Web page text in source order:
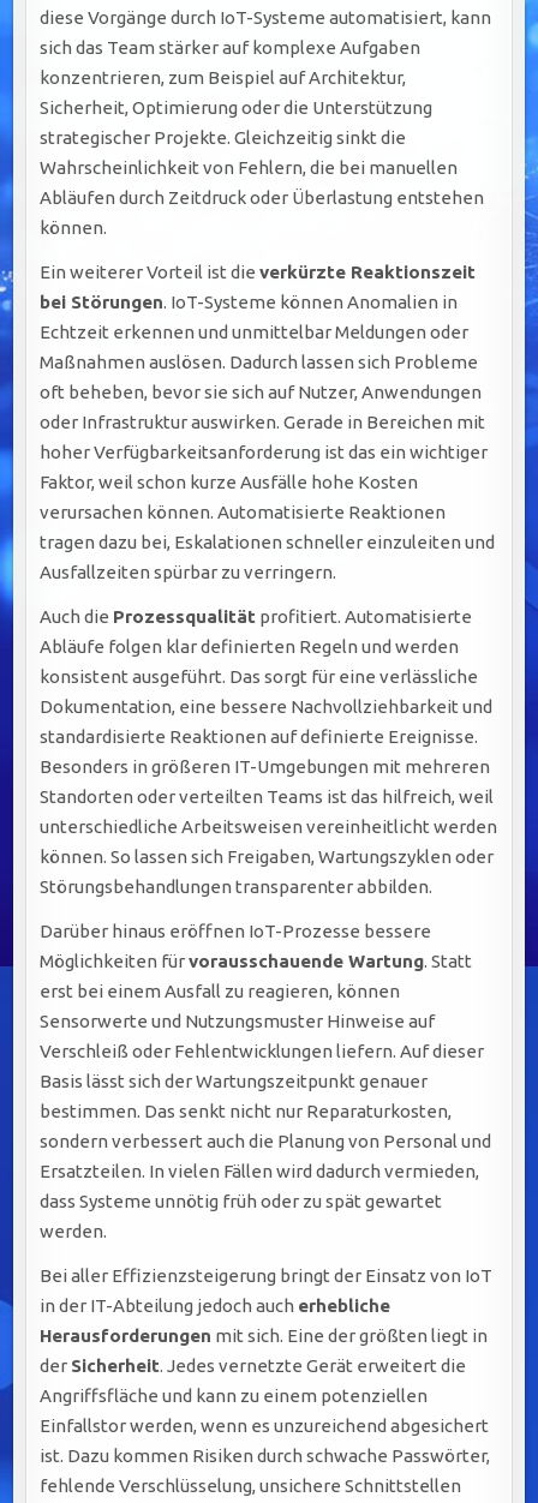
diese Vorgänge durch IoT-Systeme automatisiert, kann
sich das Team stärker auf komplexe Aufgaben
konzentrieren, zum Beispiel auf Architektur,
Sicherheit, Optimierung oder die Unterstützung
strategischer Projekte. Gleichzeitig sinkt die
Wahrscheinlichkeit von Fehlern, die bei manuellen
Abläufen durch Zeitdruck oder Überlastung entstehen
können.
Ein weiterer Vorteil ist dieverkürzte Reaktionszeit
bei Störungen. IoT-Systeme können Anomalien in
Echtzeit erkennen und unmittelbar Meldungen oder
Maßnahmen auslösen. Dadurch lassen sich Probleme
oft beheben, bevor sie sich auf Nutzer, Anwendungen
oder Infrastruktur auswirken. Gerade in Bereichen mit
hoher Verfügbarkeitsanforderung ist das ein wichtiger
Faktor, weil schon kurze Ausfälle hohe Kosten
verursachen können. Automatisierte Reaktionen
tragen dazu bei, Eskalationen schneller einzuleiten und
Ausfallzeiten spürbar zu verringern.
Auch die Prozessqualität profitiert. Automatisierte
Abläufe folgen klar definierten Regeln und werden
konsistent ausgeführt. Das sorgt für eine verlässliche
Dokumentation, eine bessere Nachvollziehbarkeit und
standardisierte Reaktionen auf definierte Ereignisse.
Besonders in größeren IT-Umgebungen mit mehreren
Standorten oder verteilten Teams ist das hilfreich, weil
unterschiedliche Arbeitsweisen vereinheitlicht werden
können. So lassen sich Freigaben, Wartungszyklen oder
Störungsbehandlungen transparenter abbilden.
Darüber hinaus eröffnen IoT-Prozesse bessere
Möglichkeiten fürvorausschauende Wartung. Statt
erst bei einem Ausfall zu reagieren, können
Sensorwerte und Nutzungsmuster Hinweise auf
Verschleiß oder Fehlentwicklungen liefern. Auf dieser
Basis lässt sich der Wartungszeitpunkt genauer
bestimmen. Das senkt nicht nur Reparaturkosten,
sondern verbessert auch die Planung von Personal und
Ersatzteilen. In vielen Fällen wird dadurch vermieden,
dass Systeme unnötig früh oder zu spät gewartet
werden.
Bei aller Effizienzsteigerung bringt der Einsatz von IoT
in der IT-Abteilung jedoch auch erhebliche
Herausforderungen mit sich. Eine der größten liegt in
der Sicherheit. Jedes vernetzte Gerät erweitert die
Angriffsfläche und kann zu einem potenziellen
Einfallstor werden, wenn es unzureichend abgesichert
ist. Dazu kommen Risiken durch schwache Passwörter,
fehlende Verschlüsselung, unsichere Schnittstellen